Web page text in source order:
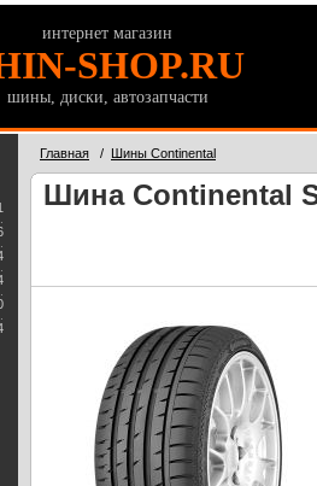
интернет магазин
SHOP.RU
шины, диски, автозапчасти
Главная / Шины Continental
Шина Continental